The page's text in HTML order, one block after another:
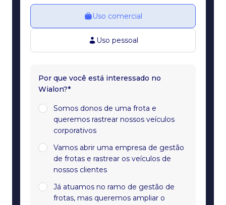
Uso comercial
Uso pessoal
Por que você está interessado no
Wialon?*
Somos donos de uma frota e
queremos rastrear nossos veículos
corporativos
Vamos abrir uma empresa de gestão
de frotas e rastrear os veículos de
nossos clientes
Já atuamos no ramo de gestão de
frotas, mas queremos ampliar o